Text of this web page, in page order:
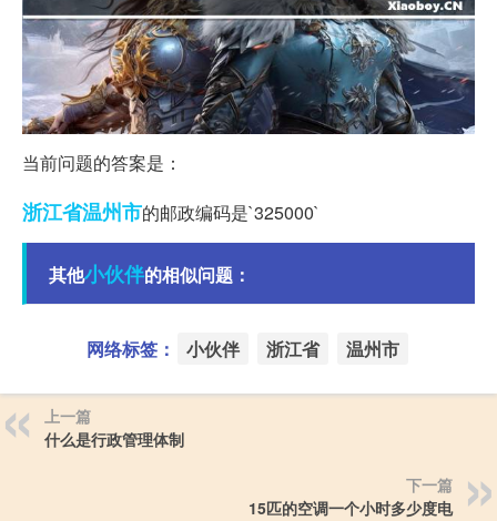
当前问题的答案是：
浙江省温州市的邮政编码是`325000`
其他小伙伴的相似问题：
网络标签： 小伙伴 浙江省 温州市
上一篇
什么是行政管理体制
下一篇
15匹的空调一个小时多少度电